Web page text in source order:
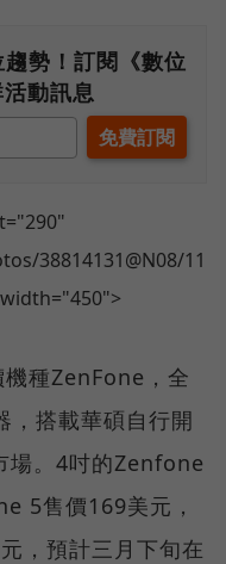
勢！訂閱《數位
動訊息
38814131@N08/11
種ZenFone，全
搭載華碩自行開
場。4吋的Zenfone
5售價169美元，
，預計三月下旬在